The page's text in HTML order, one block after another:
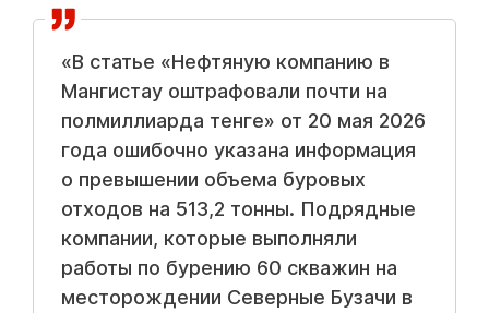
«В статье «Нефтяную компанию в
Мангистау оштрафовали почти на
полмиллиарда тенге» от 20 мая 2026
года ошибочно указана информация
о превышении объема буровых
отходов на 513,2 тонны. Подрядные
компании, которые выполняли
работы по бурению 60 скважин на
месторождении Северные Бузачи в